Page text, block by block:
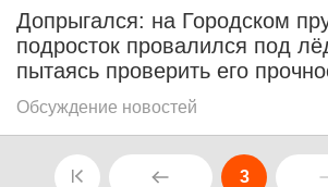
Допрыгался: на Городском
подросток провалился под
пытаясь проверить его
Обсуждение новостей
3